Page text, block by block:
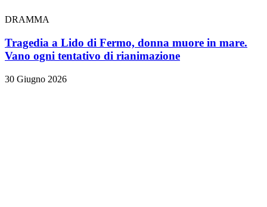
DRAMMA
Tragedia a Lido di Fermo, donna muore in mare.
Vano ogni tentativo di rianimazione
30 Giugno 2026